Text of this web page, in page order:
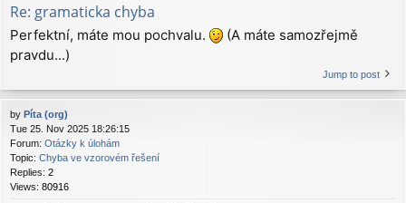
Re: gramaticka chyba
Perfektní, máte mou pochvalu.
(A máte samozřejmě
pravdu...)
Jump to post
by Píta (org)
Tue 25. Nov 2025 18:26:15
Forum: Otázky k úlohám
Topic: Chyba ve vzorovém řešení
Replies: 2
Views: 80916